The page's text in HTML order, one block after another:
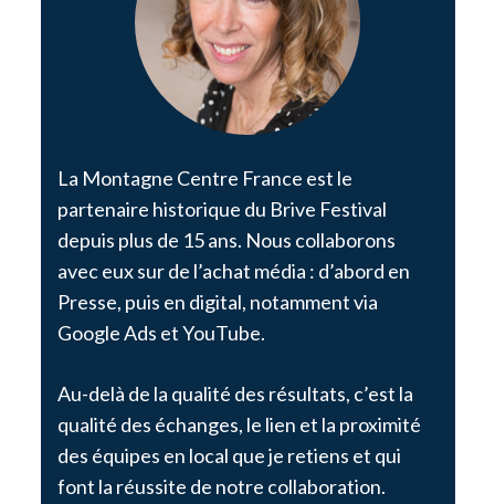
La Montagne Centre France est le
partenaire historique du Brive Festival
depuis plus de 15 ans. Nous collaborons
avec eux sur de l’achat média : d’abord en
Presse, puis en digital, notamment via
Google Ads et YouTube.
Au-delà de la qualité des résultats, c’est la
qualité des échanges, le lien et la proximité
des équipes en local que je retiens et qui
font la réussite de notre collaboration.